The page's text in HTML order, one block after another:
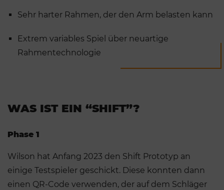
Sehr harter Rahmen, der den Arm belasten kann
Extrem variables Spiel über neuartige
Rahmentechnologie
WAS IST EIN “SHIFT”?
Phase 1
Wilson hat Anfang 2023 den Shift Prototyp an
einige Testspieler geschickt. Diese konnten dann
einen QR-Code verwenden, der auf dem Schläger